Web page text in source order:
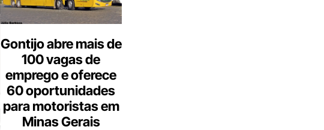
Gontijo abre mais de
100 vagas de
emprego e oferece
60 oportunidades
para motoristas em
Minas Gerais